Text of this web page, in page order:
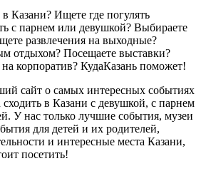
Казани? Ищете где погулять
с парнем или девушкой? Выбираете
развлечения на выходные?
отдыхом? Посещаете выставки?
на корпоратив? КудаКазань поможет!
сайт о самых интересных событиях
в Казани с девушкой, с парнем
У нас только лучшие события, музеи
для детей и их родителей,
и интересные места Казани,
посетить!